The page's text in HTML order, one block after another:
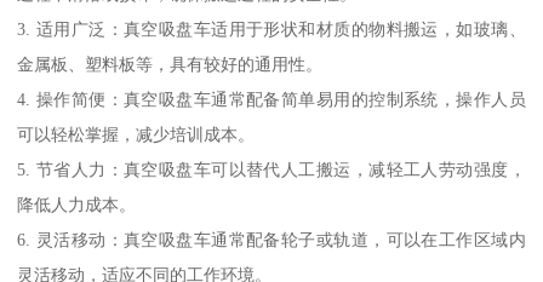
3. 适用广泛：真空吸盘车适用于形状和材质的物料搬运，如玻璃、
金属板、塑料板等，具有较好的通用性。
4. 操作简便：真空吸盘车通常配备简单易用的控制系统，操作人员
可以轻松掌握，减少培训成本。
5. 节省人力：真空吸盘车可以替代人工搬运，减轻工人劳动强度，
降低人力成本。
6. 灵活移动：真空吸盘车通常配备轮子或轨道，可以在工作区域内
灵活移动，适应不同的工作环境。